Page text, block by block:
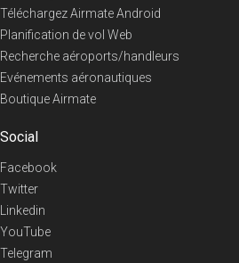
Téléchargez Airmate Android
Planification de vol Web
Recherche aéroports/handleurs
Evénements aéronautiques
Boutique Airmate
Social
Facebook
Twitter
Linkedin
YouTube
Telegram